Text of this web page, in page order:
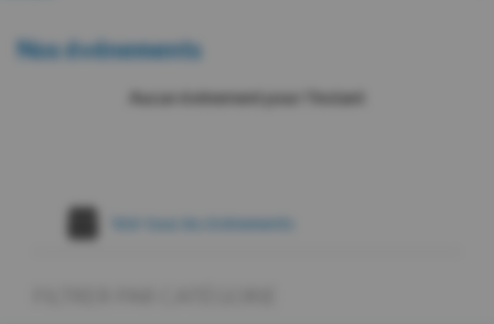
Nos événements
Aucun événement pour l'instant
Voir tous les évènements